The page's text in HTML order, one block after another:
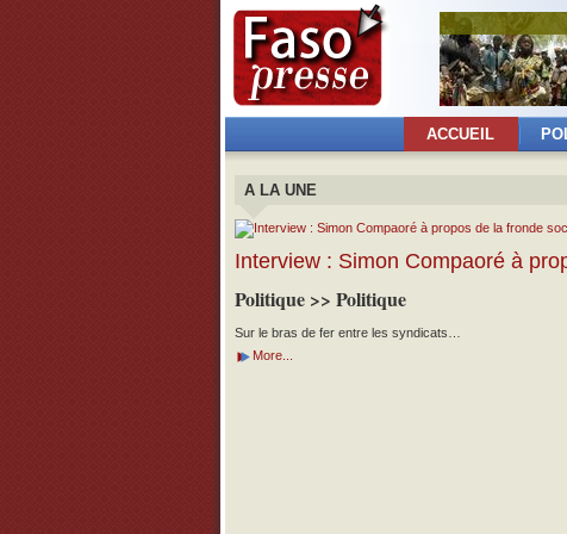
ACCUEIL
A LA UNE
Interview : Simon Compaoré à
Politique >> Politique
Sur le bras de fer entre les syndicats…
More...